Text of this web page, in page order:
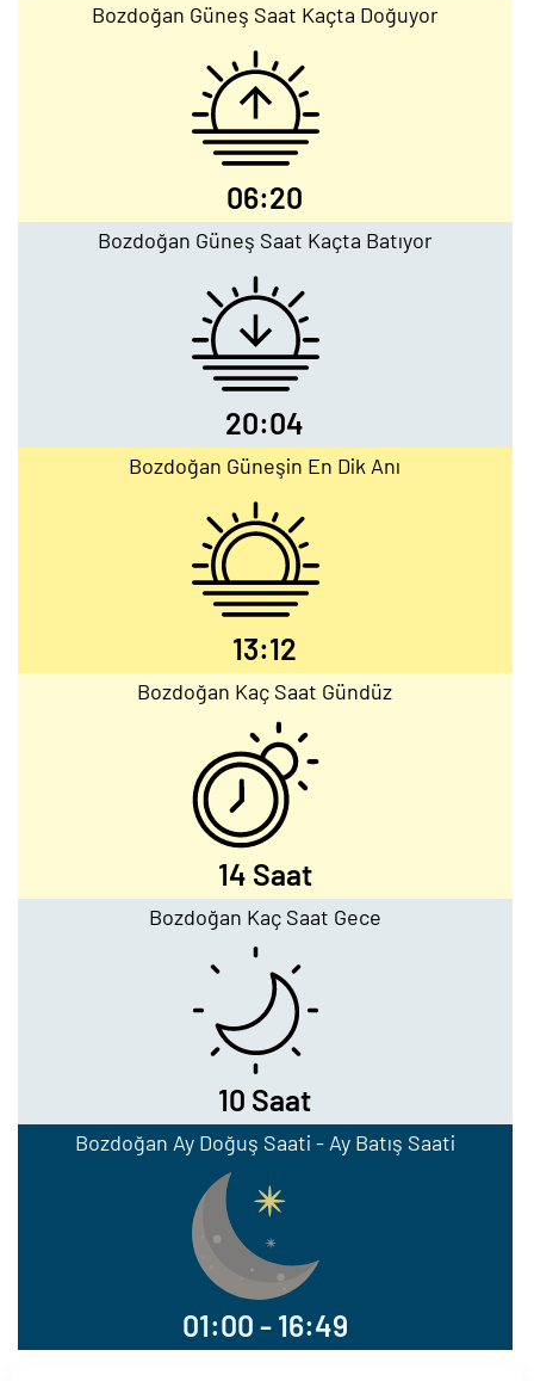
Bozdoğan Güneş Saat Kaçta Doğuyor
06:20
Bozdoğan Güneş Saat Kaçta Batıyor
20:04
Bozdoğan Güneşin En Dik Anı
13:12
Bozdoğan Kaç Saat Gündüz
14 Saat
Bozdoğan Kaç Saat Gece
10 Saat
Bozdoğan Ay Doğuş Saati - Ay Batış Saati
01:00 - 16:49